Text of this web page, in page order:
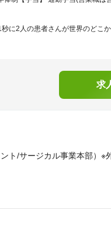
に2人の患者さんが世界のどこ
求
ト/サージカル事業本部）※